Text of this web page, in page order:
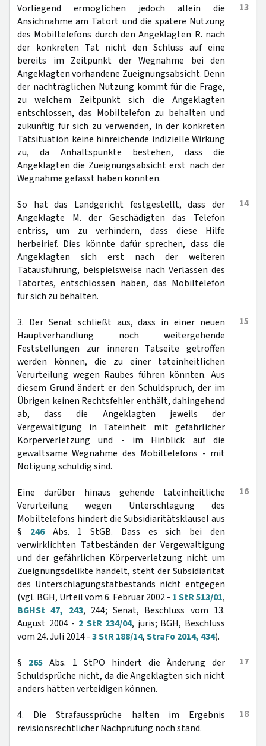
13
Vorliegend ermöglichen jedoch allein die
Ansichnahme am Tatort und die spätere Nutzung
des Mobiltelefons durch den Angeklagten R. nach
der konkreten Tat nicht den Schluss auf eine
bereits im Zeitpunkt der Wegnahme bei den
Angeklagten vorhandene Zueignungsabsicht. Denn
der nachträglichen Nutzung kommt für die Frage,
zu welchem Zeitpunkt sich die Angeklagten
entschlossen, das Mobiltelefon zu behalten und
zukünftig für sich zu verwenden, in der konkreten
Tatsituation keine hinreichende indizielle Wirkung
zu, da Anhaltspunkte bestehen, dass die
Angeklagten die Zueignungsabsicht erst nach der
Wegnahme gefasst haben könnten.
14
So hat das Landgericht festgestellt, dass der
Angeklagte M. der Geschädigten das Telefon
entriss, um zu verhindern, dass diese Hilfe
herbeirief. Dies könnte dafür sprechen, dass die
Angeklagten sich erst nach der weiteren
Tatausführung, beispielsweise nach Verlassen des
Tatortes, entschlossen haben, das Mobiltelefon
für sich zu behalten.
15
3. Der Senat schließt aus, dass in einer neuen
Hauptverhandlung noch weitergehende
Feststellungen zur inneren Tatseite getroffen
werden können, die zu einer tateinheitlichen
Verurteilung wegen Raubes führen könnten. Aus
diesem Grund ändert er den Schuldspruch, der im
Übrigen keinen Rechtsfehler enthält, dahingehend
ab, dass die Angeklagten jeweils der
Vergewaltigung in Tateinheit mit gefährlicher
Körperverletzung und - im Hinblick auf die
gewaltsame Wegnahme des Mobiltelefons - mit
Nötigung schuldig sind.
16
Eine darüber hinaus gehende tateinheitliche
Verurteilung wegen Unterschlagung des
Mobiltelefons hindert die Subsidiaritätsklausel aus
§ 246Abs. 1 StGB. Dass es sich bei den
verwirklichten Tatbeständen der Vergewaltigung
und der gefährlichen Körperverletzung nicht um
Zueignungsdelikte handelt, steht der Subsidiarität
des Unterschlagungstatbestands nicht entgegen
(vgl. BGH, Urteil vom 6. Februar 2002 - 1 StR 513/01,
BGHSt 47, 243, 244; Senat, Beschluss vom 13.
August 2004 - 2 StR 234/04, juris; BGH, Beschluss
vom 24. Juli 2014 -3 StR 188/14,StraFo 2014, 434).
17
§ 265 Abs. 1 StPO hindert die Änderung der
Schuldsprüche nicht, da die Angeklagten sich nicht
anders hätten verteidigen können.
18
4. Die Strafaussprüche halten im Ergebnis
revisionsrechtlicher Nachprüfung noch stand.